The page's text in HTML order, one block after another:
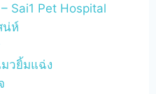
Sai1 Pet Hospital
น่ห์
วยิ้มแฉ่ง